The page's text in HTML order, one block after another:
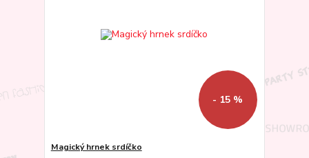
- 15 %
Magický hrnek srdíčko